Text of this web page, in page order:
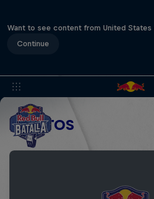
Want to see content from United States
Continue
EVENTOS